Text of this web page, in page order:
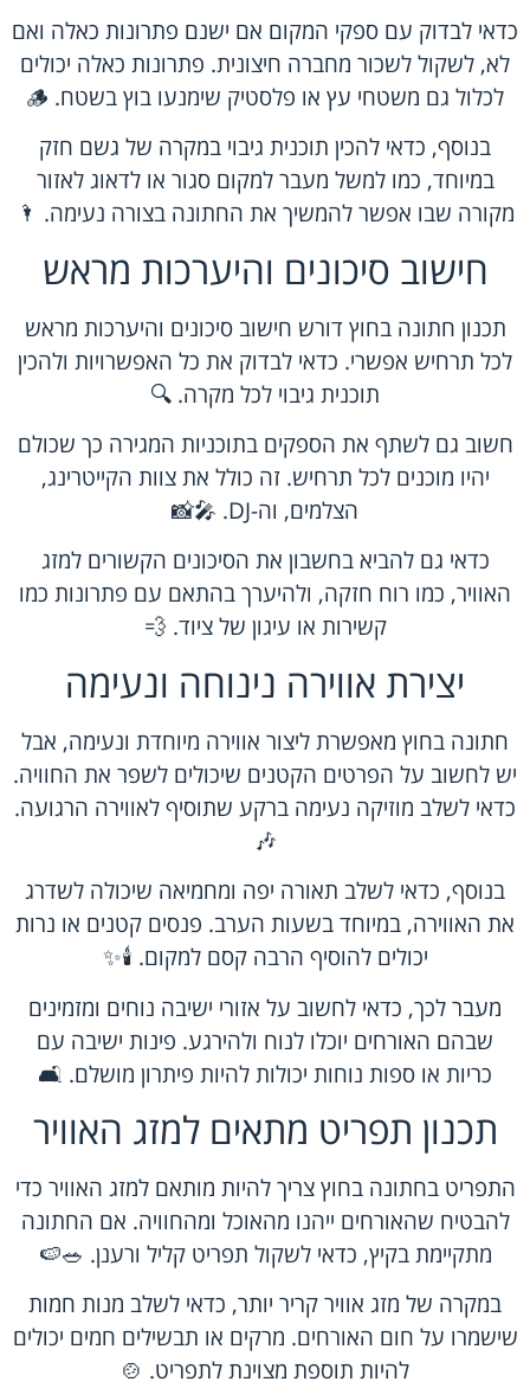
כדאי לבדוק עם ספקי המקום אם ישנם פתרונות כאלה ואם
לא, לשקול לשכור מחברה חיצונית. פתרונות כאלה יכולים
לכלול גם משטחי עץ או פלסטיק שימנעו בוץ בשטח. 🪵
בנוסף, כדאי להכין תוכנית גיבוי במקרה של גשם חזק
במיוחד, כמו למשל מעבר למקום סגור או לדאוג לאזור
מקורה שבו אפשר להמשיך את החתונה בצורה נעימה. 🌂
חישוב סיכונים והיערכות מראש
תכנון חתונה בחוץ דורש חישוב סיכונים והיערכות מראש
לכל תרחיש אפשרי. כדאי לבדוק את כל האפשרויות ולהכין
תוכנית גיבוי לכל מקרה. 🔍
חשוב גם לשתף את הספקים בתוכניות המגירה כך שכולם
יהיו מוכנים לכל תרחיש. זה כולל את צוות הקייטרינג,
הצלמים, וה-DJ. 🎤📸
כדאי גם להביא בחשבון את הסיכונים הקשורים למזג
האוויר, כמו רוח חזקה, ולהיערך בהתאם עם פתרונות כמו
קשירות או עיגון של ציוד. 💨
יצירת אווירה נינוחה ונעימה
חתונה בחוץ מאפשרת ליצור אווירה מיוחדת ונעימה, אבל
יש לחשוב על הפרטים הקטנים שיכולים לשפר את החוויה.
כדאי לשלב מוזיקה נעימה ברקע שתוסיף לאווירה הרגועה.
🎶
בנוסף, כדאי לשלב תאורה יפה ומחמיאה שיכולה לשדרג
את האווירה, במיוחד בשעות הערב. פנסים קטנים או נרות
יכולים להוסיף הרבה קסם למקום. 🕯️✨
מעבר לכך, כדאי לחשוב על אזורי ישיבה נוחים ומזמינים
שבהם האורחים יוכלו לנוח ולהירגע. פינות ישיבה עם
כריות או ספות נוחות יכולות להיות פיתרון מושלם. 🛋️
תכנון תפריט מתאים למזג האוויר
התפריט בחתונה בחוץ צריך להיות מותאם למזג האוויר כדי
להבטיח שהאורחים ייהנו מהאוכל ומהחוויה. אם החתונה
מתקיימת בקיץ, כדאי לשקול תפריט קליל ורענן. 🥗🍉
במקרה של מזג אוויר קריר יותר, כדאי לשלב מנות חמות
שישמרו על חום האורחים. מרקים או תבשילים חמים יכולים
להיות תוספת מצוינת לתפריט. 🍲